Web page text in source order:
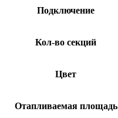
Подключение
Кол-во секций
Цвет
Отапливаемая площадь